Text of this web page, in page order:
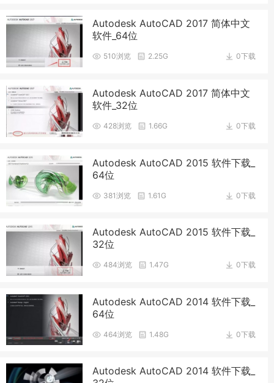
Autodesk AutoCAD 2017 简体中文
软件_64位
0下载
510浏览 2.25G
Autodesk AutoCAD 2017 简体中文
软件_32位
0下载
428浏览 1.66G
Autodesk AutoCAD 2015 软件下载_
64位
0下载
381浏览 1.61G
Autodesk AutoCAD 2015 软件下载_
32位
0下载
484浏览 1.47G
Autodesk AutoCAD 2014 软件下载_
64位
0下载
464浏览 1.48G
Autodesk AutoCAD 2014 软件下载_